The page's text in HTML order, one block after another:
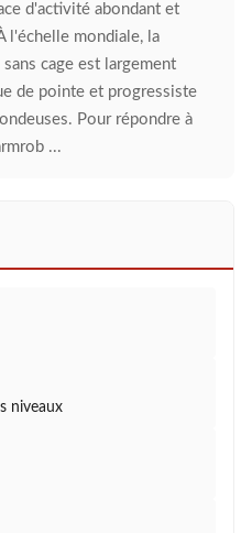
d'activité abondant et
l'échelle mondiale, la
cage est largement
de pointe et progressiste
Pour répondre à
...
niveaux